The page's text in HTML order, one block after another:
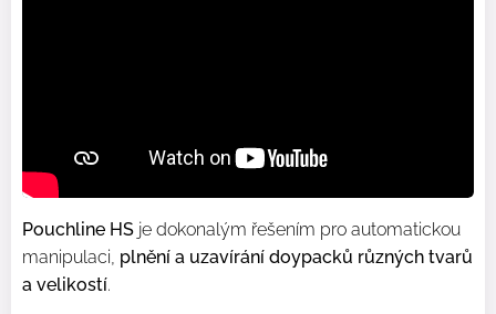
Pouchline HS je dokonalým řešením pro automatickou
manipulaci, plnění a uzavírání doypacků různých tvarů
a velikostí.